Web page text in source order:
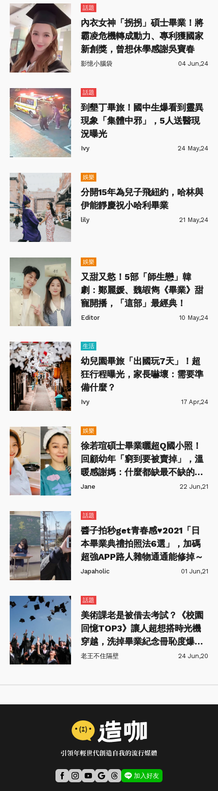
話題
內衣女神「拐拐」碩士畢業！將
霸凌危機轉成動力、專利獲國家
新創獎，曾想休學感謝吳寶春
影憶小腦袋 04 Jun,24
話題
到墾丁畢旅！國中生爆看到靈異
現象「集體中邪」，5人送醫現
況曝光
Ivy 24 May,24
娛樂
分開15年為兒子飛紐約，哈林與
伊能靜慶祝小哈利畢業
lily 21 May,24
娛樂
又甜又慾！5部「師生戀」韓
劇：鄭麗媛、魏嘏雋《畢業》甜
寵開播，「這部」最經典！
Editor 10 May,24
生活
幼兒園畢旅「出國玩7天」！超
狂行程曝光，家長嚇壞：需要準
備什麼？
Ivy 17 Apr,24
娛樂
徐若瑄碩士畢業曬超Q國小照！
回顧幼年「窮到要被賣掉」，溫
暖感謝媽：什麼都缺最不缺的就
是愛！
Jane 22 Jun,21
話題
醬子拍秒get青春感♥2021「日
本畢業典禮拍照法6選」，加碼
超強APP路人雜物通通能修掉～
Japaholic 01 Jun,21
話題
美術課老是被借去考試？《校園
回憶TOP3》讓人超想搭時光機
穿越，洗掉畢業紀念冊恥度爆表
醜照黑歷史
老王不住隔壁 24 Jun,20
加入好友